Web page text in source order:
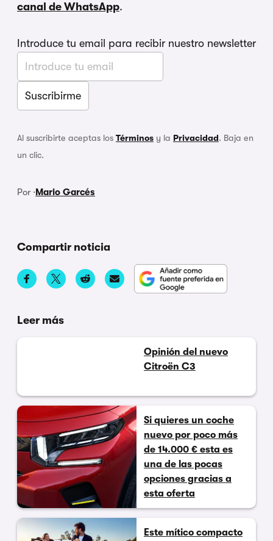
canal de WhatsApp.
Introduce tu email para recibir nuestro newsletter
Al suscribirte aceptas los Términos y la Privacidad. Baja en
un clic.
Por ·Mario Garcés
Compartir noticia
Leer más
Opinión del nuevo
Citroën C3
Si quieres un coche
nuevo por poco más
de 14.000 € esta es
una de las pocas
opciones gracias a
esta oferta
Este mítico compacto